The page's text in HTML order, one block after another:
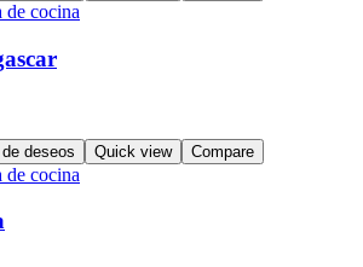
de cocina
deseos Quick view Compare
de cocina